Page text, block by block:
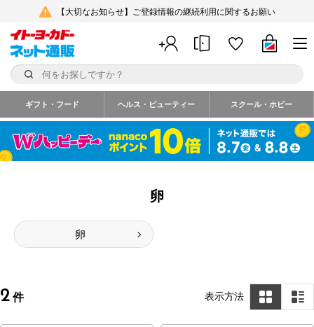
【大切なお知らせ】ご登録情報の継続利用に関するお願い
ギフト・フード ヘルス・ビューティー スクール・ホビー
卵
卵
2 件 表示方法